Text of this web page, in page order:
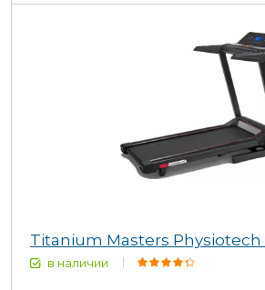
Titanium Masters Physiotech
в наличии